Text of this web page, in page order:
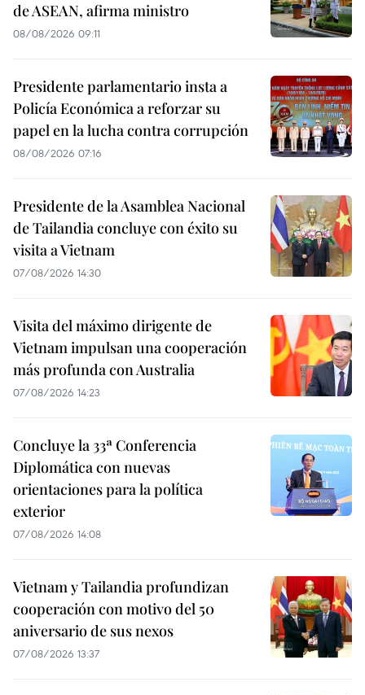
de ASEAN, afirma ministro
08/08/2026 09:11
Presidente parlamentario insta a
Policía Económica a reforzar su
papel en la lucha contra corrupción
08/08/2026 07:16
Presidente de la Asamblea Nacional
de Tailandia concluye con éxito su
visita a Vietnam
07/08/2026 14:30
Visita del máximo dirigente de
Vietnam impulsan una cooperación
más profunda con Australia
07/08/2026 14:23
Concluye la 33ª Conferencia
Diplomática con nuevas
orientaciones para la política
exterior
07/08/2026 14:08
Vietnam y Tailandia profundizan
cooperación con motivo del 50
aniversario de sus nexos
07/08/2026 13:37